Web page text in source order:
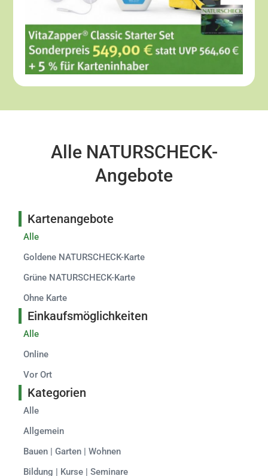
Alle NATURSCHECK-
Angebote
Kartenangebote
Goldene NATURSCHECK-Karte
Grüne NATURSCHECK-Karte
Ohne Karte
Alle
Einkaufsmöglichkeiten
Online
Vor Ort
Alle
Kategorien
Allgemein
Bauen | Garten | Wohnen
Bildung | Kurse | Seminare
Alle